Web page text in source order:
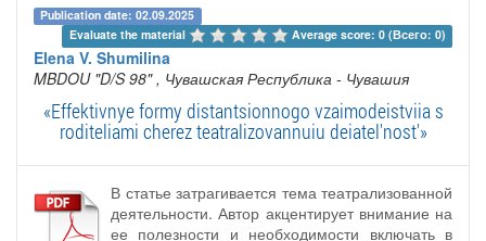
Publication date: 02.09.2025
Evaluate the material
Average score: 0 (Всего: 0)
Elena V. Shumilina
MBDOU "D/S 98" , Чувашская Республика - Чувашия
«Effektivnye formy distantsionnogo vzaimodeistviia s
roditeliami cherez teatralizovannuiu deiatel'nost'»
В статье затрагивается тема театрализованной
деятельности. Автор акцентирует внимание на
ее полезности и необходимости включать в